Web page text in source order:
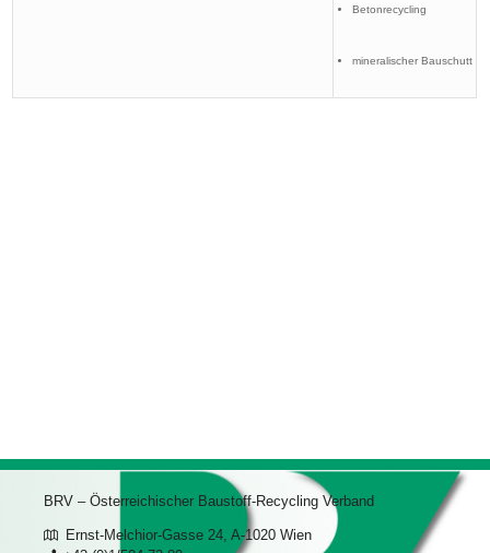
Betonrecycling
mineralischer Bauschutt
BRV – Österreichischer Baustoff-Recycling Verband
Ernst-Melchior-Gasse 24, A-1020 Wien